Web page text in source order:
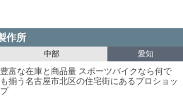
作所
中部 愛知
豊富な在庫と商品量 スポーツバイクなら何で
も揃う名古屋市北区の住宅街にあるプロショッ
プ